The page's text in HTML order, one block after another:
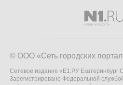
© ООО «Сеть городских
Сетевое издание «Е1.РУ Екатеринбург
Зарегистрировано Федеральной